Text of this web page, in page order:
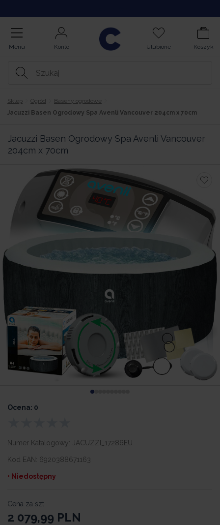
Menu Konto Ulubione Koszyk
Sklep Ogród
Baseny ogrodowe
Jacuzzi Basen Ogrodowy Spa Avenli Vancouver 204cm x 70cm
Jacuzzi Basen Ogrodowy Spa Avenli Vancouver
204cm x 70cm
Ocena: 0
Numer Katalogowy: JACUZZI_17286EU
Kod EAN: 6920388671163
• Niedostępny
Cena za szt
2 079,99 PLN